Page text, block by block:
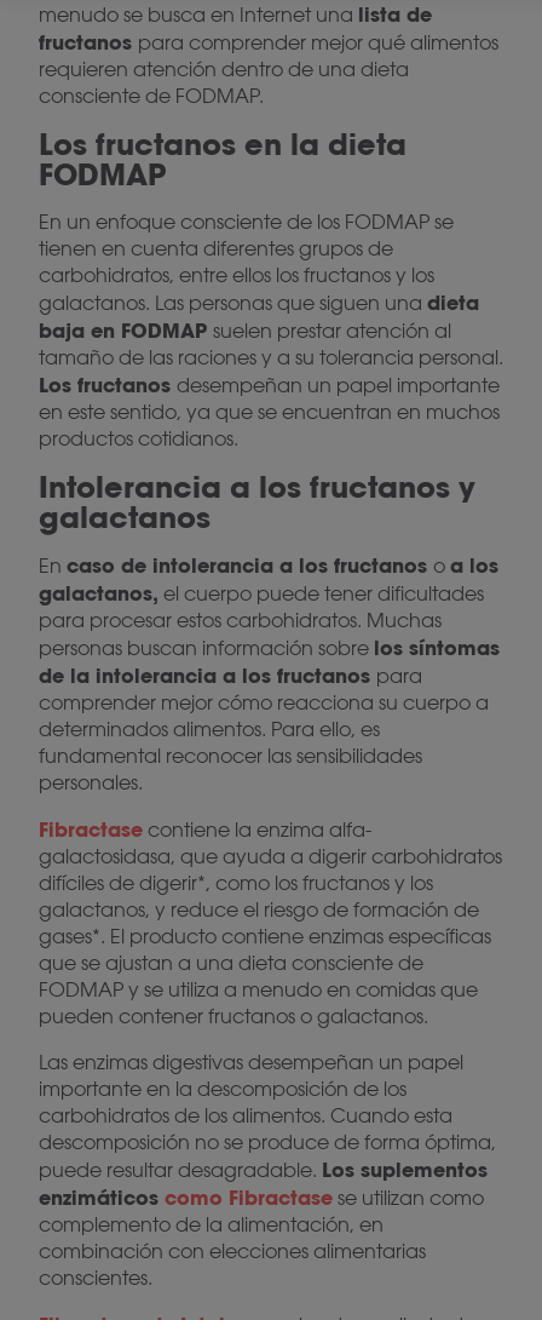
menudo se busca en Internet una lista de
fructanos para comprender mejor qué alimentos
requieren atención dentro de una dieta
consciente de FODMAP.
Los fructanos en la dieta
FODMAP
En un enfoque consciente de los FODMAP se
tienen en cuenta diferentes grupos de
carbohidratos, entre ellos los fructanos y los
galactanos. Las personas que siguen una dieta
baja en FODMAP suelen prestar atención al
tamaño de las raciones y a su tolerancia personal.
Los fructanos desempeñan un papel importante
en este sentido, ya que se encuentran en muchos
productos cotidianos.
Intolerancia a los fructanos y
galactanos
En caso de intolerancia a los fructanos o a los
galactanos, el cuerpo puede tener dificultades
para procesar estos carbohidratos. Muchas
personas buscan información sobre los síntomas
de la intolerancia a los fructanos para
comprender mejor cómo reacciona su cuerpo a
determinados alimentos. Para ello, es
fundamental reconocer las sensibilidades
personales.
Fibractase contiene la enzima alfa-
galactosidasa, que ayuda a digerir carbohidratos
difíciles de digerir*, como los fructanos y los
galactanos, y reduce el riesgo de formación de
gases*. El producto contiene enzimas específicas
que se ajustan a una dieta consciente de
FODMAP y se utiliza a menudo en comidas que
pueden contener fructanos o galactanos.
Las enzimas digestivas desempeñan un papel
importante en la descomposición de los
carbohidratos de los alimentos. Cuando esta
descomposición no se produce de forma óptima,
puede resultar desagradable. Los suplementos
enzimáticos como Fibractase se utilizan como
complemento de la alimentación, en
combinación con elecciones alimentarias
conscientes.